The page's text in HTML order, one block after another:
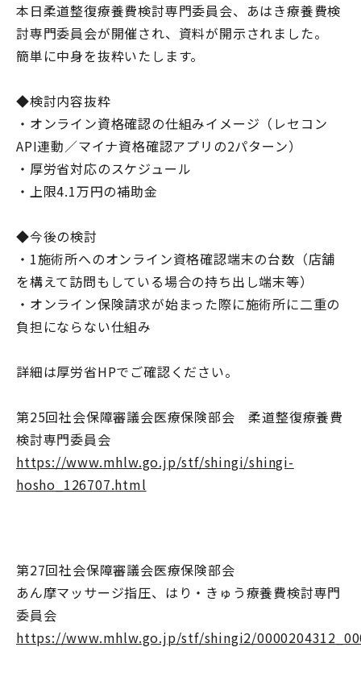
本日柔道整復療養費検討専門委員会、あはき療養費検
討専門委員会が開催され、資料が開示されました。
簡単に中身を抜粋いたします。
◆検討内容抜粋
・オンライン資格確認の仕組みイメージ（レセコン
API連動／マイナ資格確認アプリの2パターン）
・厚労省対応のスケジュール
・上限4.1万円の補助金
◆今後の検討
・1施術所へのオンライン資格確認端末の台数（店舗
を構えて訪問もしている場合の持ち出し端末等）
・オンライン保険請求が始まった際に施術所に二重の
負担にならない仕組み
詳細は厚労省HPでご確認ください。
第25回社会保障審議会医療保険部会 柔道整復療養費
検討専門委員会
https://www.mhlw.go.jp/stf/shingi/shingi-
hosho_126707.html
第27回社会保障審議会医療保険部会
あん摩マッサージ指圧、はり・きゅう療養費検討専門
委員会
https://www.mhlw.go.jp/stf/shingi2/